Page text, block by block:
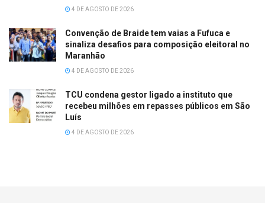
4 DE AGOSTO DE 2026
Convenção de Braide tem vaias a Fufuca e
sinaliza desafios para composição eleitoral no
Maranhão
4 DE AGOSTO DE 2026
TCU condena gestor ligado a instituto que
recebeu milhões em repasses públicos em São
Luís
4 DE AGOSTO DE 2026